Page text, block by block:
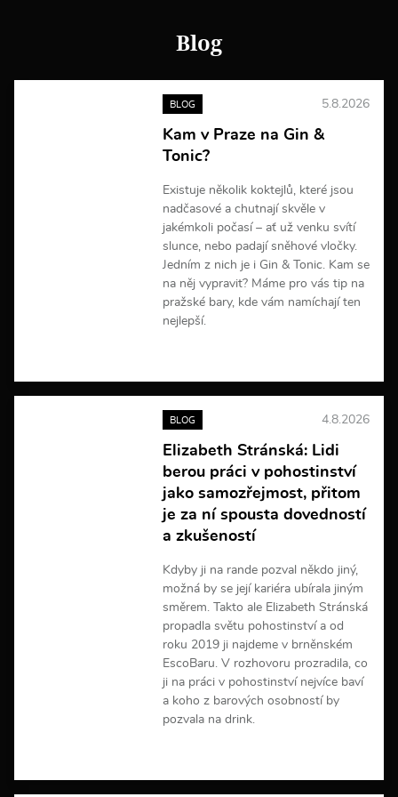
a
c
í
Blog
BLOG 5.8.2026
Kam v Praze na Gin &
Tonic?
Existuje několik koktejlů, které jsou
nadčasové a chutnají skvěle v
jakémkoli počasí – ať už venku svítí
slunce, nebo padají sněhové vločky.
Jedním z nich je i Gin & Tonic. Kam se
na něj vypravit? Máme pro vás tip na
pražské bary, kde vám namíchají ten
nejlepší.
e
i
f
o
r
a
c
BLOG 4.8.2026
Elizabeth Stránská: Lidi
berou práci v pohostinství
jako samozřejmost, přitom
je za ní spousta dovedností
a zkušeností
Kdyby ji na rande pozval někdo jiný,
možná by se její kariéra ubírala jiným
směrem. Takto ale Elizabeth Stránská
propadla světu pohostinství a od
roku 2019 ji najdeme v brněnském
EscoBaru. V rozhovoru prozradila, co
ji na práci v pohostinství nejvíce baví
a koho z barových osobností by
pozvala na drink.